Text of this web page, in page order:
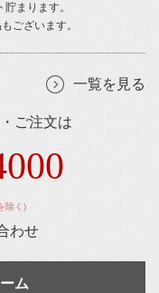
まります。
ございます。
一覧を見る
ご注文は
除く)
わせ
ム